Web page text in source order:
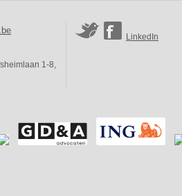
1-8,
LinkedIn